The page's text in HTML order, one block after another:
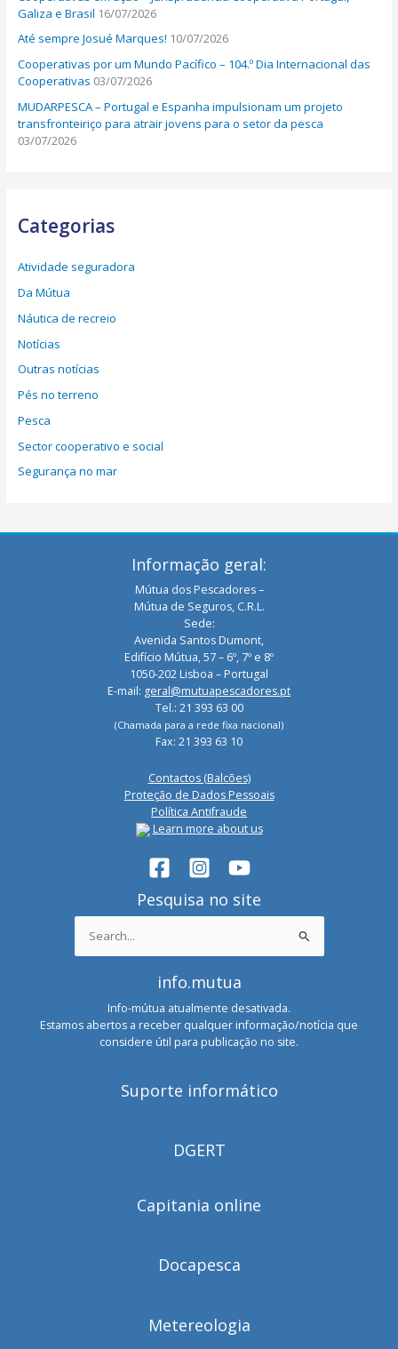
Galiza e Brasil 16/07/2026
Até sempre Josué Marques! 10/07/2026
Cooperativas por um Mundo Pacífico – 104.º Dia Internacional das
Cooperativas 03/07/2026
MUDARPESCA – Portugal e Espanha impulsionam um projeto
transfronteiriço para atrair jovens para o setor da pesca
03/07/2026
Categorias
Atividade seguradora
Da Mútua
Náutica de recreio
Notícias
Outras notícias
Pés no terreno
Pesca
Sector cooperativo e social
Segurança no mar
Informação geral:
Mútua dos Pescadores –
Mútua de Seguros, C.R.L.
Sede:
Avenida Santos Dumont,
Edifício Mútua, 57 – 6º, 7º e 8º
1050-202 Lisboa – Portugal
E-mail: geral@mutuapescadores.pt
Tel.: 21 393 63 00
(Chamada para a rede fixa nacional)
Fax: 21 393 63 10
Contactos (Balcões)
Proteção de Dados Pessoais
Política Antifraude
Learn more about us
Pesquisa no site
Search
for:
info.mutua
Info-mútua atualmente desativada.
Estamos abertos a receber qualquer informação/notícia que
considere útil para publicação no site.
Suporte informático
DGERT
Capitania online
Docapesca
Metereologia